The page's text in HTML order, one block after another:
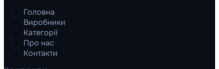
Головна
Виробники
Категорії
Про нас
Контакти